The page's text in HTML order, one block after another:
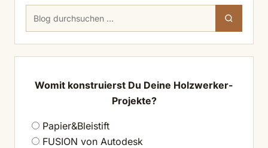
Suchen
Womit konstruierst Du Deine Holzwerker-
Projekte?
Papier&Bleistift
FUSION von Autodesk